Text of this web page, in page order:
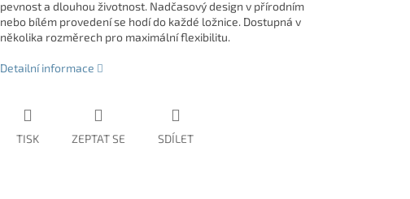
pevnost a dlouhou životnost. Nadčasový design v přírodním
nebo bílém provedení se hodí do každé ložnice. Dostupná v
několika rozměrech pro maximální flexibilitu.
Detailní informace
TISK ZEPTAT SE SDÍLET